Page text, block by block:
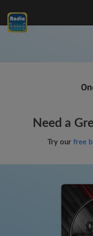
Need a
Try our free